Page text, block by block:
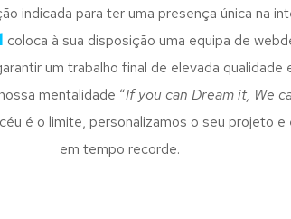
indicada para ter uma presença única na
coloca à sua disposição uma equipa de
um trabalho final de elevada qualidade
mentalidade “If you can Dream it, We
é o limite, personalizamos o seu projeto
em tempo recorde.